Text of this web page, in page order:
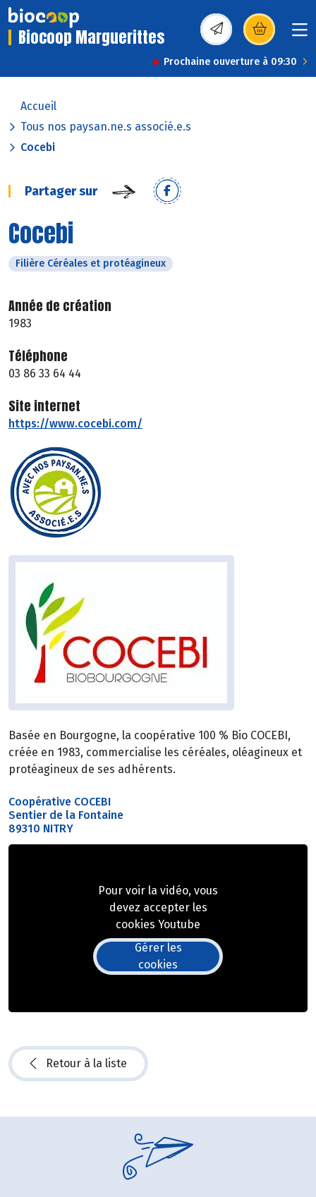
Biocoop Marguerittes (s’ouvre dans une
Prochaine ouverture à 09:30
Accueil
Tous nos paysan.ne.s associé.e.s
Cocebi
Partager sur
Cocebi
Filière Céréales et protéagineux
Année de création
1983
Téléphone
03 86 33 64 44
Site internet
https://www.cocebi.com/
Basée en Bourgogne, la coopérative 100 % Bio COCEBI,
créée en 1983, commercialise les céréales, oléagineux et
protéagineux de ses adhérents.
Coopérative COCEBI
Sentier de la Fontaine
89310 NITRY
Pour voir la vidéo, vous
devez accepter les
cookies Youtube
Gérer les
cookies
Retour à la liste